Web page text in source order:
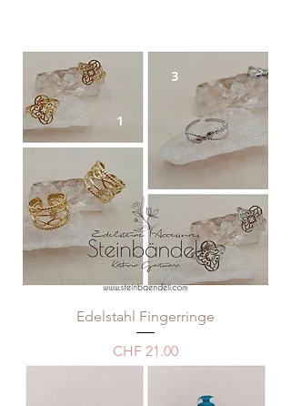
Edelstahl Fingerringe
Preis
CHF 21.00